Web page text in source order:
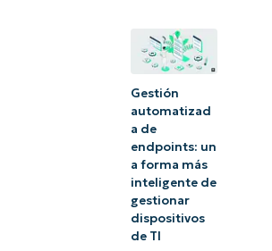
Gestión
automatizad
a de
endpoints: un
a forma más
inteligente de
gestionar
dispositivos
de TI